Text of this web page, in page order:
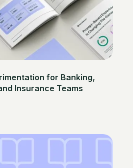
for Banking,
Insurance Teams